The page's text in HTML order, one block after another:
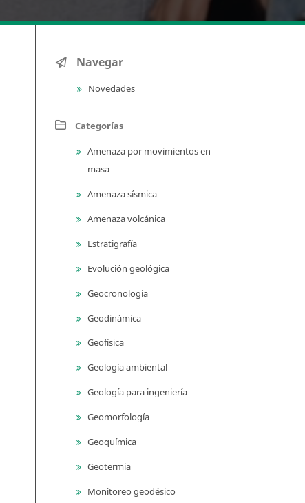
Navegar
Novedades
Categorías
Amenaza por movimientos en
masa
Amenaza sísmica
Amenaza volcánica
Estratigrafía
Evolución geológica
Geocronología
Geodinámica
Geofísica
Geología ambiental
Geología para ingeniería
Geomorfología
Geoquímica
Geotermia
Monitoreo geodésico